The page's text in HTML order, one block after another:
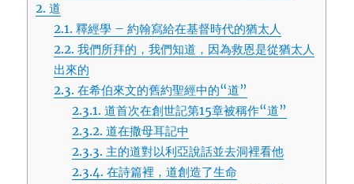
2. 道
2.1. 釋經學 – 約翰寫給在基督時代的猶太人
2.2. 我們所拜的，我們知道，因為救恩是從猶太人
出來的
2.3. 在希伯來文的舊約聖經中的“道”
2.3.1. 道首次在創世記第15章被稱作“道”
2.3.2. 道在撒母耳記中
2.3.3. 主的道對以利亞說話並去洞裡看他
2.3.4. 在詩篇裡，道創造了生命